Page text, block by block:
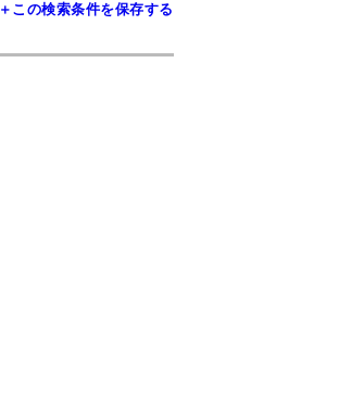
＋この検索条件を保存する